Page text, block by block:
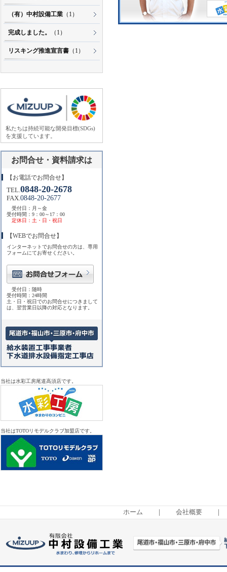
（有）中村設備工業 （1）
完成しました。 （1）
リスキング推進宣言書 （1）
私たちは持続可能な開発目標(SDGs)
を支援しています。
お問合せ・資料請求は
【お電話でお問合せ】
TEL. 0848-20-2678
FAX. 0848-20-2677
受付日：月～金
受付時間：9：00～17：00
定休日：土・日・祝日
【WEBでお問合せ】
インターネットでお問合せの方は、専用
フォームにてお寄せください。
受付日：随時
受付時間：24時間
土・日・祝日でのお問合せにつきまして
は、翌営業日以降の対応となります。
当社は水彩工房尾道高須店です。
当社はTOTOリモデルクラブ加盟店です。
ホーム ｜ 会社概要